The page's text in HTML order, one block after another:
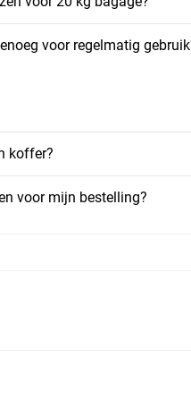
voor regelmatig
koffer?
voor mijn bestelling?